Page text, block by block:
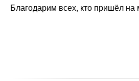
Благодарим всех, кто пришёл на